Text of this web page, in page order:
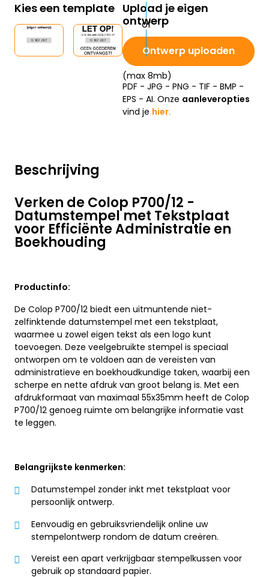
Beschrijving
Verken de Colop P700/12 -
Datumstempel met Tekstplaat
voor Efficiënte Administratie en
Boekhouding
Productinfo:
De Colop P700/12 biedt een uitmuntende niet-
zelfinktende datumstempel met een tekstplaat,
waarmee u zowel eigen tekst als een logo kunt
toevoegen. Deze veelgebruikte stempel is speciaal
ontworpen om te voldoen aan de vereisten van
administratieve en boekhoudkundige taken, waarbij een
scherpe en nette afdruk van groot belang is. Met een
afdrukformaat van maximaal 55x35mm heeft de Colop
P700/12 genoeg ruimte om belangrijke informatie vast
te leggen.
Belangrijkste kenmerken:
Datumstempel zonder inkt met tekstplaat voor
persoonlijk ontwerp.
Eenvoudig en gebruiksvriendelijk online uw
stempelontwerp rondom de datum creëren.
Vereist een apart verkrijgbaar stempelkussen voor
gebruik op standaard papier.
Kies een template Upload je eigen
ontwerp
Ontwerp uploaden
(max 8mb)
PDF - JPG - PNG - TIF - BMP -
EPS - AI. Onze aanleveropties
vind je hier.